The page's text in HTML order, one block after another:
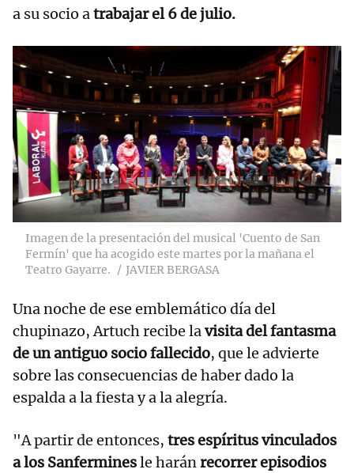
a su socio atrabajar el 6 de julio.
Imagen de la presentación del musical 'Cuento de San
Fermín' que ha acogido este martes por la mañana el
Teatro Gayarre.
JAVIER BERGASA
Una noche de ese emblemático día del
chupinazo, Artuch recibe lavisita del fantasma
de un antiguo socio fallecido, que le advierte
sobre las consecuencias de haber dado la
espalda a la fiesta y a la alegría.
"A partir de entonces, tres espíritus vinculados
a los Sanferminesle haránrecorrer episodios